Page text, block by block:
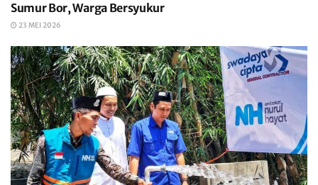
Sumur Bor, Warga Bersyukur
23 MEI 2026